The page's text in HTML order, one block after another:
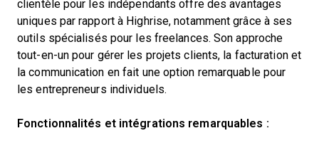
clientèle pour les indépendants offre des avantages
uniques par rapport à Highrise, notamment grâce à ses
outils spécialisés pour les freelances. Son approche
tout-en-un pour gérer les projets clients, la facturation et
la communication en fait une option remarquable pour
les entrepreneurs individuels.
Fonctionnalités et intégrations remarquables :